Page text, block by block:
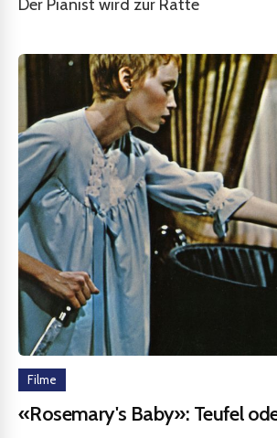
Der Pianist wird zur Ratte
Filme
«Rosemary's Baby»: Teufel